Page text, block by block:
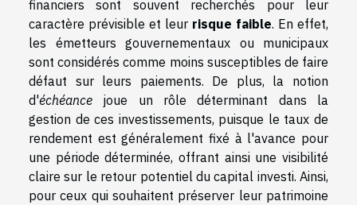
financiers sont souvent recherchés pour leur
caractère prévisible et leur risque faible. En effet,
les émetteurs gouvernementaux ou municipaux
sont considérés comme moins susceptibles de faire
défaut sur leurs paiements. De plus, la notion
d'échéance joue un rôle déterminant dans la
gestion de ces investissements, puisque le taux de
rendement est généralement fixé à l'avance pour
une période déterminée, offrant ainsi une visibilité
claire sur le retour potentiel du capital investi. Ainsi,
pour ceux qui souhaitent préserver leur patrimoine